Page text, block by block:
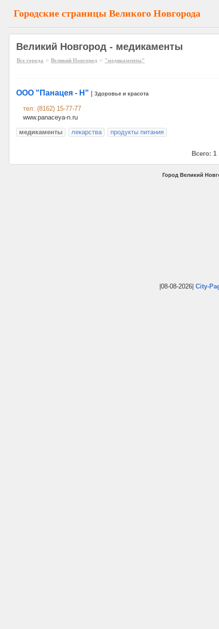
Городские страницы Великого Новгорода
Великий Новгород - медикаменты
Все города » Великий Новгород » "медикаменты"
ООО "Панацея - Н" Здоровье и красота
тел: (8162) 15-77-77
www.panaceya-n.ru
медикаменты
лекарства продукты питания
Всего: 1
Город Великий
|08-08-2026| City-